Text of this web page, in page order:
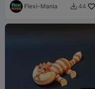
SuportesFlexi-Mania  44